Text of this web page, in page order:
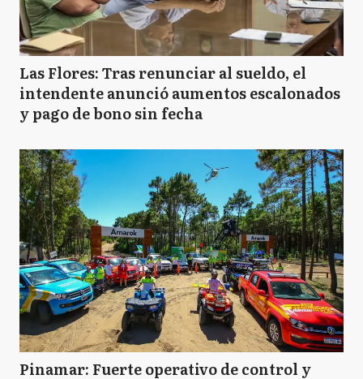
Las Flores: Tras renunciar al sueldo, el
intendente anunció aumentos escalonados
y pago de bono sin fecha
Pinamar: Fuerte operativo de control y